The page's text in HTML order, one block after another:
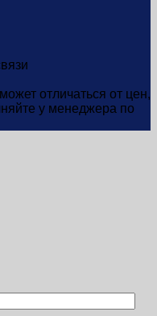
отличаться от цен,
у менеджера по